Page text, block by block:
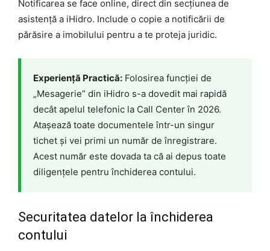
Notificarea se face online, direct din secțiunea de
asistență a iHidro. Include o copie a notificării de
părăsire a imobilului pentru a te proteja juridic.
Experiență Practică: Folosirea funcției de
„Mesagerie” din iHidro s-a dovedit mai rapidă
decât apelul telefonic la Call Center în 2026.
Atașează toate documentele într-un singur
tichet și vei primi un număr de înregistrare.
Acest număr este dovada ta că ai depus toate
diligențele pentru închiderea contului.
Securitatea datelor la închiderea
contului